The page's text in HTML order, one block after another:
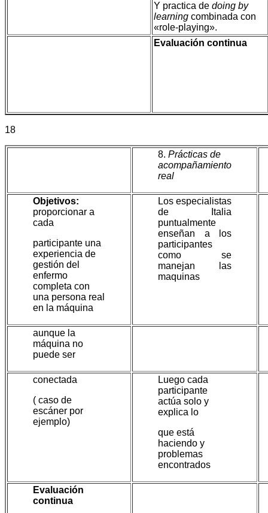
Y practica de doing by
learning combinada con
«role-playing».
Evaluación continua
18
8. Prácticas de
acompañamiento
real
Objetivos:
proporcionar a
cada
participante una
experiencia de
gestión del
enfermo
completa con
una persona real
en la máquina
Los especialistas
de Italia
puntualmente
enseñan a los
participantes
como se
manejan las
maquinas
aunque la
máquina no
puede ser
conectada
( caso de
escáner por
ejemplo)
Luego cada
participante
actúa solo y
explica lo
que está
haciendo y
problemas
encontrados
Evaluación
continua